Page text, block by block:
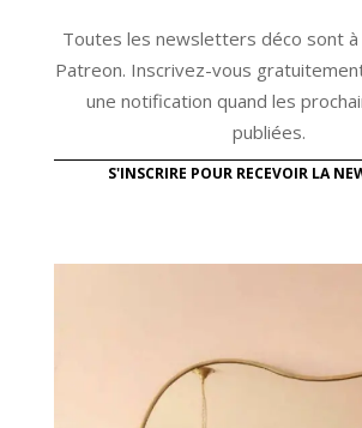
Toutes les newsletters déco sont
Patreon. Inscrivez-vous
une notification quand les
publiées.
S'INSCRIRE POUR RECEVOIR LA